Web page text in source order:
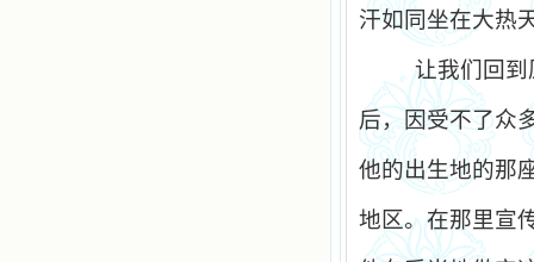
汗如同坐在大热
让我们回
后，因受不了众
他的出生地的那
地区。在那里宣